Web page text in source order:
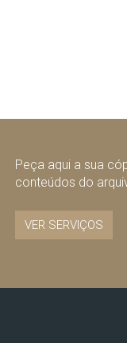
Peça aqui a sua
conteúdos do
VER SERVIÇOS